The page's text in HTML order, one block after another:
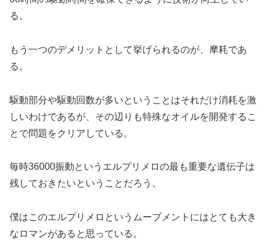
る。
もう一つのデメリットとして挙げられるのが、摩耗であ
る。
駆動部分や駆動回数が多いということはそれだけ消耗を激
しいわけであるが、その辺りも特殊なオイルを開発するこ
とで問題をクリアしている。
毎時36000振動というエルプリメロの最も重要な遺伝子は
残しておきたいということだろう。
僕はこのエルプリメロというムーブメントにはとても大き
なロマンがあると思っている。